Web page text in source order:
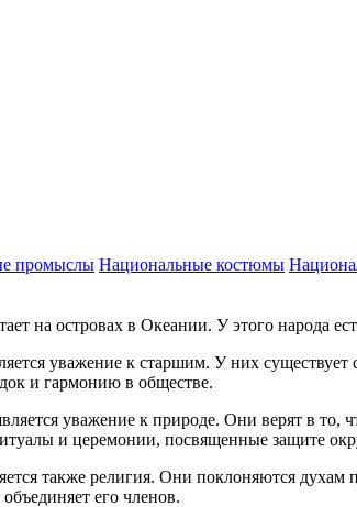
промыслы Национальные костюмы
на островах в Океании. У этого народа
уважение к старшим. У них существует
и гармонию в обществе.
уважение к природе. Они верят в то,
и церемонии, посвященные защите
также религия. Они поклоняются
его членов.